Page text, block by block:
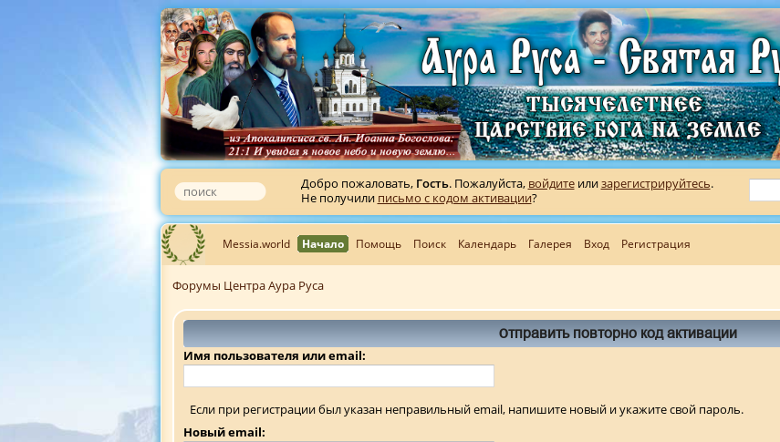
Добро пожаловать, Гость. Пожалуйста, войдитеилизарегистрируйтесь.
Не получили письмо с кодом активации?
Messia.world Начало Помощь Поиск Календарь Галерея Вход Регистрация
Форумы Центра Аура Руса
Отправить повторно код активации
Имя пользователя или email:
Если при регистрации был указан неправильный email, напишите новый и укажите свой пароль.
Новый email: